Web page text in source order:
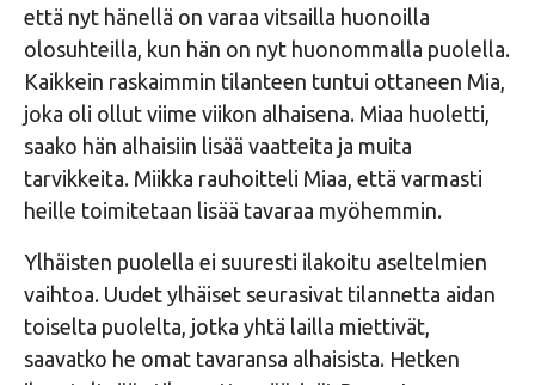
että nyt hänellä on varaa vitsailla huonoilla
olosuhteilla, kun hän on nyt huonommalla puolella.
Kaikkein raskaimmin tilanteen tuntui ottaneen Mia,
joka oli ollut viime viikon alhaisena. Miaa huoletti,
saako hän alhaisiin lisää vaatteita ja muita
tarvikkeita. Miikka rauhoitteli Miaa, että varmasti
heille toimitetaan lisää tavaraa myöhemmin.
Ylhäisten puolella ei suuresti ilakoitu aseltelmien
vaihtoa. Uudet ylhäiset seurasivat tilannetta aidan
toiselta puolelta, jotka yhtä lailla miettivät,
saavatko he omat tavaransa alhaisista. Hetken